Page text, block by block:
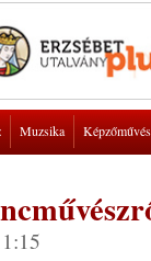
Muzsika